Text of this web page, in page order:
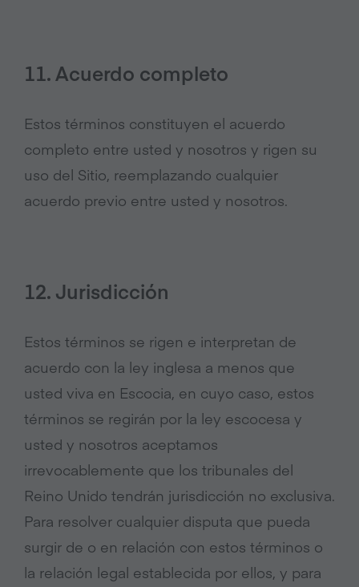
11. Acuerdo completo
Estos términos constituyen el acuerdo
completo entre usted y nosotros y rigen su
uso del Sitio, reemplazando cualquier
acuerdo previo entre usted y nosotros.
12. Jurisdicción
Estos términos se rigen e interpretan de
acuerdo con la ley inglesa a menos que
usted viva en Escocia, en cuyo caso, estos
términos se regirán por la ley escocesa y
usted y nosotros aceptamos
irrevocablemente que los tribunales del
Reino Unido tendrán jurisdicción no exclusiva.
Para resolver cualquier disputa que pueda
surgir de o en relación con estos términos o
la relación legal establecida por ellos, y para